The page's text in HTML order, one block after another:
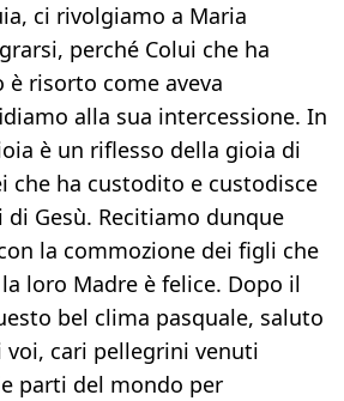
ci rivolgiamo a Maria
perché Colui che ha
risorto come aveva
alla sua intercessione. In
è un riflesso della gioia di
che ha custodito e custodisce
Gesù. Recitiamo dunque
la commozione dei figli che
loro Madre è felice. Dopo il
bel clima pasquale, saluto
cari pellegrini venuti
parti del mondo per